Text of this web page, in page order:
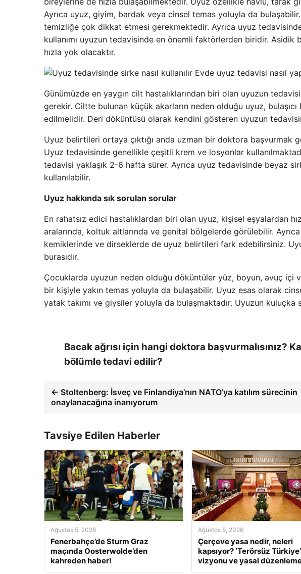
Ayrıca uyuz, giyim, bardak veya cinsel temas yoluyla da
temizliğe çok dikkat etmesi gerekmektedir. Ayrıca uyuz
kullanımı uyuzun tedavisinde en önemli faktörlerden biridir. Asidik
hızla yok olacaktır.
Günümüzde en yaygın cilt hastalıklarından biri olan uyuzun
gerekir. Ciltte bulunan küçük akarların neden olduğu uyuz,
edilmelidir. Deri döküntüsü olarak kendini gösteren uyuzun
Uyuz belirtileri ortaya çıktığı anda uzman bir doktora başvurmak
Uyuz tedavisinde genellikle çeşitli krem ​​ve losyonlar
tedavisi yaklaşık 2-6 hafta sürer. Ayrıca uyuz tedavisinde beyaz
kullanılabilir.
Uyuz hakkında sık sorulan sorular
En rahatsız edici hastalıklardan biri olan uyuz, kişisel eşyalardan
aralarında, koltuk altlarında ve genital bölgelerde görülebilir.
kemiklerinde ve dirseklerde de uyuz belirtileri fark edebilirsiniz.
burasıdır.
Çocuklarda uyuzun neden olduğu döküntüler yüz, boyun, avuç
bir kişiyle yakın temas yoluyla da bulaşabilir. Uyuz esas olarak
yatak takımı ve giysiler yoluyla da bulaşmaktadır. Uyuzun
Bacak ağrısı için hangi doktora başvurmalısınız?
bölümle tedavi edilir?
← Stoltenberg: İsveç ve Finlandiya’nın NATO’ya katılım sürecinin
onaylanacağına inanıyorum
Tavsiye Edilen Haberler
Ağustos 5, 2026
Fenerbahçe’de Sturm Graz
maçında Oosterwolde’den
kahreden haber!
Ağustos 5, 2026
Çerçeve yasa nedir, neleri
kapsıyor? ‘Terörsüz Türkiye’
vizyonu ve yasal